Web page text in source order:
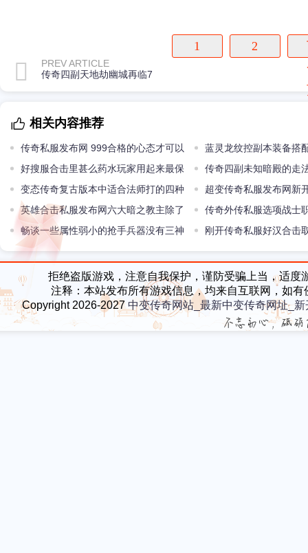
1 2
PREV ARTICLE
传奇四副天地劫幽城再临7
相关内容推荐
传奇私服发布网 999合格的心态才可以
更好地应对各个战役
蓝灵龙纹控副本装备搭
超顺手
好搜服合击里甚么药水玩家用起来最保
险
传奇四副未知暗殿的走
变态传奇复古版本中适合法师打的四种
怪物有两种是BOSS
超变传奇私服发布网新
对邪术使者的见解
英雄合击私服发布网六大暗之教主除了
爆重装还产出四样东西你还记得吗
传奇外传私服选项战士
畅谈一些属性弱小的抢手兵器没有三神
器
刚开传奇私服好汉合击
拒绝盗版游戏，注意自我保护，谨防受骗上当，适
注释：本站发布所有游戏信息，均来自互联网，如
Copyright 2026-2027 中变传奇网站_最新中变传奇网址_